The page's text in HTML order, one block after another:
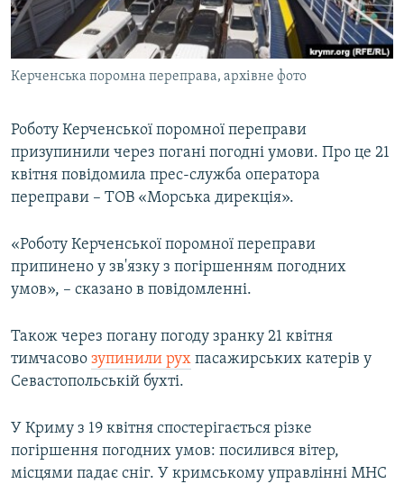
ВІДЕОУРОКИ «ELIFBE»
СВІДЧЕННЯ ОКУПАЦІЇ
УКРАЇНСЬКА ПРОБЛЕМА КРИМУ
Русский
Qırımtatar
Усі сайти RFE/RL
Керченська поромна переправа, архівне фото
Роботу Керченської поромної переправи
призупинили через погані погодні умови. Про це 21
квітня повідомила прес-служба оператора
переправи – ТОВ «Морська дирекція».
«Роботу Керченської поромної переправи
припинено у зв'язку з погіршенням погодних
умов», – сказано в повідомленні.
Також через погану погоду зранку 21 квітня
тимчасово зупинили рух пасажирських катерів у
Севастопольській бухті.
У Криму з 19 квітня спостерігається різке
погіршення погодних умов: посилився вітер,
місцями падає сніг. У кримському управлінні МНС